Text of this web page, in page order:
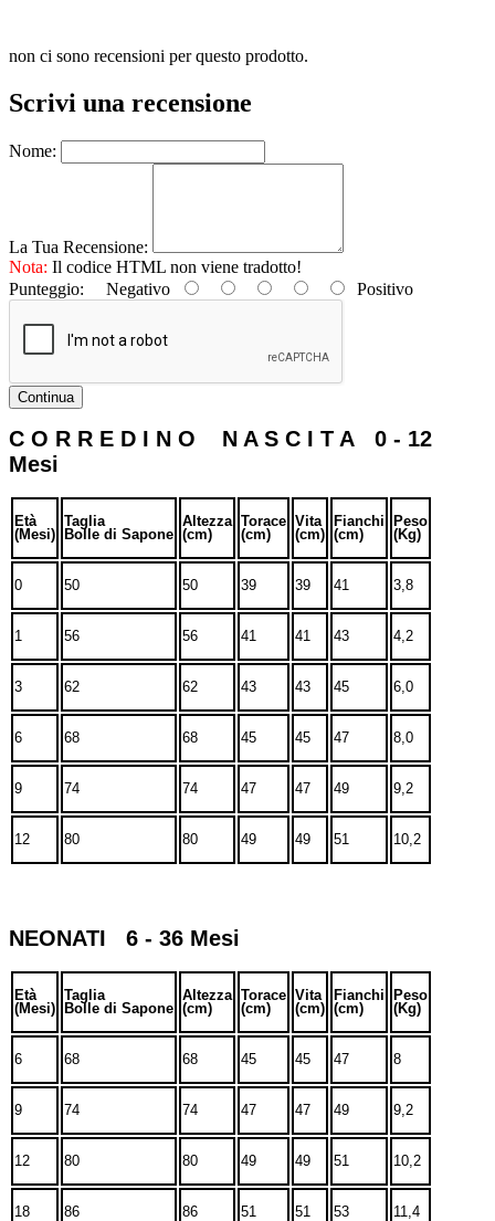
non ci sono recensioni per questo prodotto.
Scrivi una recensione
Nome:
La Tua Recensione:
Nota: Il codice HTML non viene tradotto!
Punteggio: Negativo Positivo
Continua
C O R R E D I N O N A S C I T A 0 - 12
Mesi
Età
(Mesi)
Taglia
Bolle di Sapone
Altezza
(cm)
Torace
(cm)
Vita
(cm)
Fianchi
(cm)
Peso
(Kg)
0 50 50 39 39 41 3,8
1 56 56 41 41 43 4,2
3 62 62 43 43 45 6,0
6 68 68 45 45 47 8,0
9 74 74 47 47 49 9,2
12 80 80 49 49 51 10,2
NEONATI 6 - 36 Mesi
Età
(Mesi)
Taglia
Bolle di Sapone
Altezza
(cm)
Torace
(cm)
Vita
(cm)
Fianchi
(cm)
Peso
(Kg)
6 68 68 45 45 47 8
9 74 74 47 47 49 9,2
12 80 80 49 49 51 10,2
18 86 86 51 51 53 11,4